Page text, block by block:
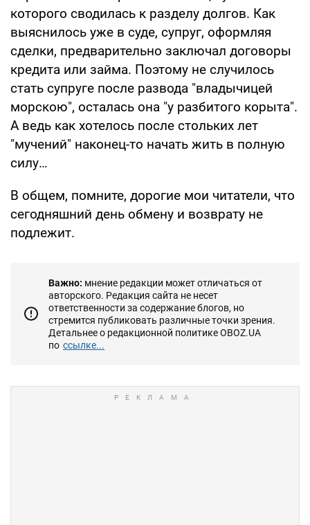
которого сводилась к разделу долгов. Как
выяснилось уже в суде, супруг, оформляя
сделки, предварительно заключал договоры
кредита или займа. Поэтому не случилось
стать супруге после развода "владычицей
морскою", осталась она "у разбитого корыта".
А ведь как хотелось после стольких лет
"мучений" наконец-то начать жить в полную
силу…
В общем, помните, дорогие мои читатели, что
сегодняшний день обмену и возврату не
подлежит.
Важно: мнение редакции может отличаться от
авторского. Редакция сайта не несет
ответственности за содержание блогов, но
стремится публиковать различные точки зрения.
Детальнее о редакционной политике OBOZ.UA
по ссылке...